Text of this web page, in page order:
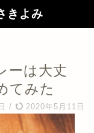
きよみ
ーは大丈
てみた
/ 2020年5月11日